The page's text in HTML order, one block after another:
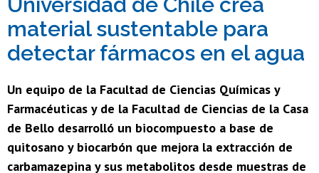
Funcionarias/os
Egresadas/os
material sustentable para
detectar fármacos en el agua
Un equipo de la Facultad de Ciencias Químicas y
Farmacéuticas y de la Facultad de Ciencias de la Casa
de Bello desarrolló un biocompuesto a base de
quitosano y biocarbón que mejora la extracción de
carbamazepina y sus metabolitos desde muestras de